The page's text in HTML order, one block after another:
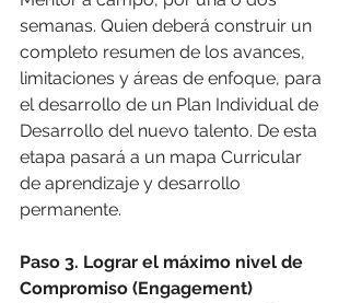
semanas. Quien deberá construir un
completo resumen de los avances,
limitaciones y áreas de enfoque, para
el desarrollo de un Plan Individual de
Desarrollo del nuevo talento. De esta
etapa pasará a un mapa Curricular
de aprendizaje y desarrollo
permanente.
Paso 3. Lograr el máximo nivel de
Compromiso (Engagement)